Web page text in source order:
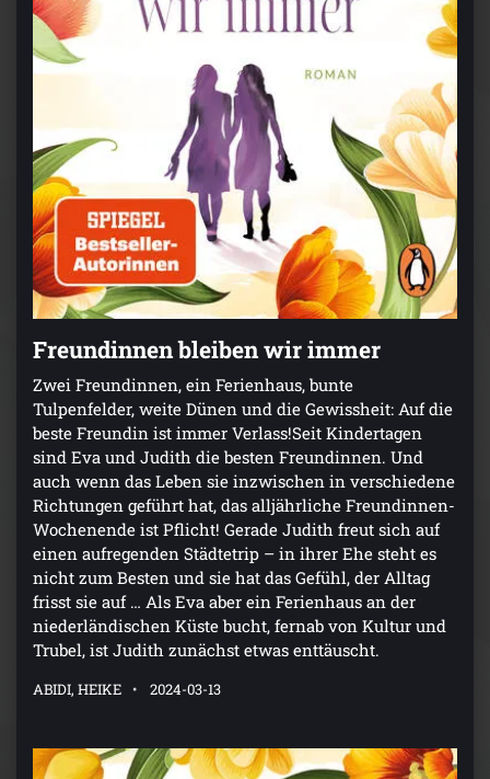
Freundinnen bleiben wir immer
Zwei Freundinnen, ein Ferienhaus, bunte
Tulpenfelder, weite Dünen und die Gewissheit: Auf die
beste Freundin ist immer Verlass!Seit Kindertagen
sind Eva und Judith die besten Freundinnen. Und
auch wenn das Leben sie inzwischen in verschiedene
Richtungen geführt hat, das alljährliche Freundinnen-
Wochenende ist Pflicht! Gerade Judith freut sich auf
einen aufregenden Städtetrip – in ihrer Ehe steht es
nicht zum Besten und sie hat das Gefühl, der Alltag
frisst sie auf … Als Eva aber ein Ferienhaus an der
niederländischen Küste bucht, fernab von Kultur und
Trubel, ist Judith zunächst etwas enttäuscht.
ABIDI, HEIKE 2024-03-13